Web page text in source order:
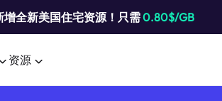
增全新美国住宅资源！只需0.80$/GB
资源